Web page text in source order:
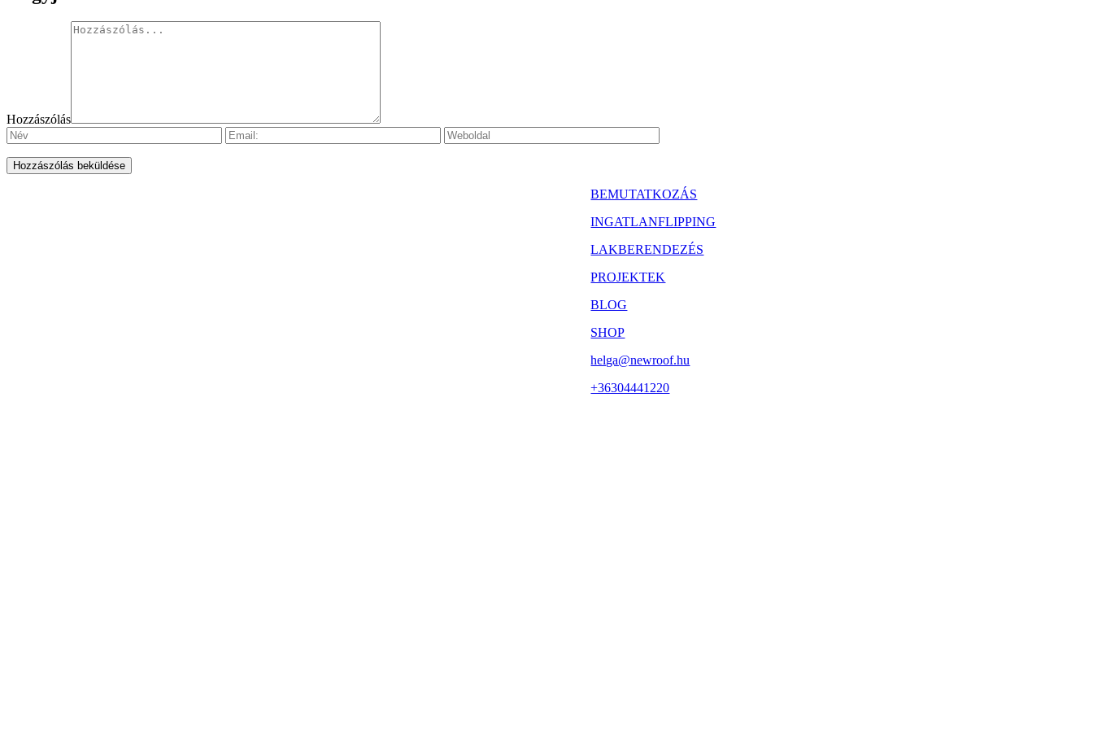
Hozzászólás
BEMUTATKOZÁS
INGATLANFLIPPING
LAKBERENDEZÉS
PROJEKTEK
BLOG
SHOP
helga@newroof.hu
+36304441220